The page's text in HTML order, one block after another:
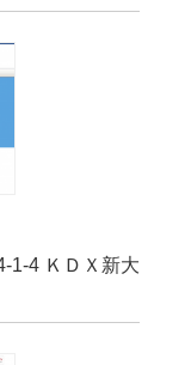
1-4 ＫＤＸ新大